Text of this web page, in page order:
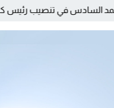
رئيس كولومبيا الجديد